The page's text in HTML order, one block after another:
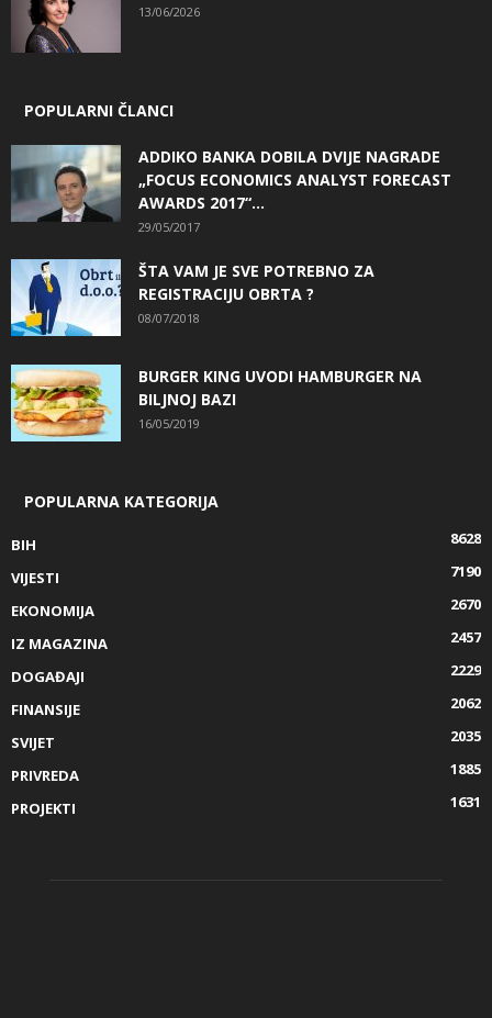
13/06/2026
POPULARNI ČLANCI
ADDIKO BANKA DOBILA DVIJE NAGRADE
„FOCUS ECONOMICS ANALYST FORECAST
AWARDS 2017“...
29/05/2017
ŠTA VAM JE SVE POTREBNO ZA
REGISTRACIJU OBRTA ?
08/07/2018
BURGER KING UVODI HAMBURGER NA
BILJNOJ BAZI
16/05/2019
POPULARNA KATEGORIJA
BIH
8628
VIJESTI
7190
EKONOMIJA
2670
IZ MAGAZINA
2457
DOGAĐAJI
2229
FINANSIJE
2062
SVIJET
2035
PRIVREDA
1885
PROJEKTI
1631